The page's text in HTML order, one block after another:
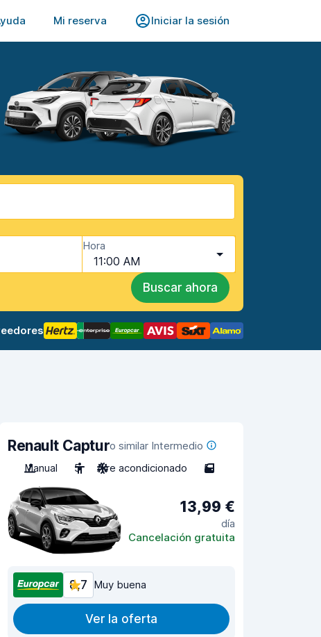
Mi reserva Iniciar la sesión
Hora
11:00 AM
Buscar ahora
Renault Capturo similar Intermedio
Manual
5 Aire acondicionado 5
13,99 €
día
Cancelación gratuita
8,7 Muy buena
Ver la oferta